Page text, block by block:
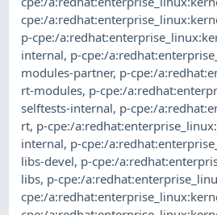
cpe:/
p-cpe:/
internal, p-cpe:/
modules-partner, p-cpe:/
rt-modules, p-cpe:/
selftests-internal, p-cpe:/
rt, p-cpe:/
internal, p-cpe:/
libs-devel, p-cpe:/
libs, p-cpe:/
cpe:/